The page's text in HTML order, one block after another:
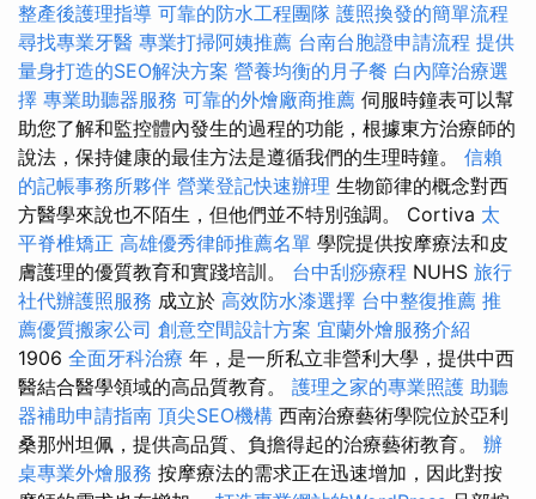
整產後護理指導 可靠的防水工程團隊 護照換發的簡單流程
尋找專業牙醫 專業打掃阿姨推薦 台南台胞證申請流程 提供
量身打造的SEO解決方案 營養均衡的月子餐 白內障治療選
擇 專業助聽器服務 可靠的外燴廠商推薦 伺服時鐘表可以幫
助您了解和監控體內發生的過程的功能，根據東方治療師的
說法，保持健康的最佳方法是遵循我們的生理時鐘。 信賴
的記帳事務所夥伴 營業登記快速辦理 生物節律的概念對西
方醫學來說也不陌生，但他們並不特別強調。 Cortiva 太
平脊椎矯正 高雄優秀律師推薦名單 學院提供按摩療法和皮
膚護理的優質教育和實踐培訓。 台中刮痧療程 NUHS 旅行
社代辦護照服務 成立於 高效防水漆選擇 台中整復推薦 推
薦優質搬家公司 創意空間設計方案 宜蘭外燴服務介紹
1906 全面牙科治療 年，是一所私立非營利大學，提供中西
醫結合醫學領域的高品質教育。 護理之家的專業照護 助聽
器補助申請指南 頂尖SEO機構 西南治療藝術學院位於亞利
桑那州坦佩，提供高品質、負擔得起的治療藝術教育。 辦
桌專業外燴服務 按摩療法的需求正在迅速增加，因此對按